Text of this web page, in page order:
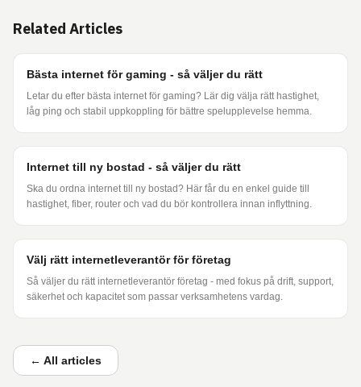
Related Articles
Bästa internet för gaming - så väljer du rätt
Letar du efter bästa internet för gaming? Lär dig välja rätt hastighet,
låg ping och stabil uppkoppling för bättre spelupplevelse hemma.
Internet till ny bostad - så väljer du rätt
Ska du ordna internet till ny bostad? Här får du en enkel guide till
hastighet, fiber, router och vad du bör kontrollera innan inflyttning.
Välj rätt internetleverantör för företag
Så väljer du rätt internetleverantör företag - med fokus på drift, support,
säkerhet och kapacitet som passar verksamhetens vardag.
← All articles